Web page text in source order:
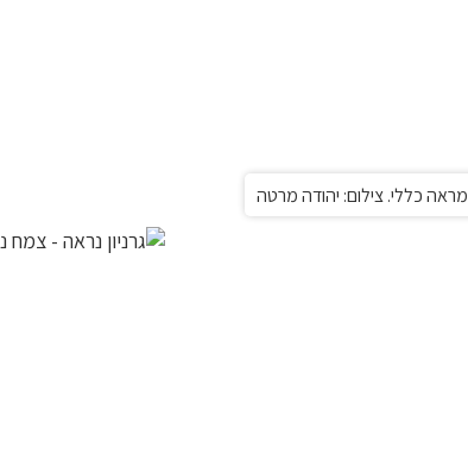
מראה כללי. צילום: יהודה מרטה